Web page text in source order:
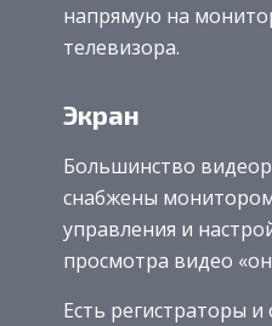
напрямую на
телевизора.
Экран
Большинство
снабжены
управления и
просмотра видео
Есть регистраторы